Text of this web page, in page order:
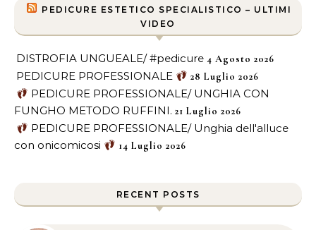
PEDICURE ESTETICO SPECIALISTICO – ULTIMI
VIDEO
DISTROFIA UNGUEALE/ #pedicure 4 Agosto 2026
PEDICURE PROFESSIONALE 28 Luglio 2026
PEDICURE PROFESSIONALE/ UNGHIA CON
FUNGHO METODO RUFFINI. 21 Luglio 2026
PEDICURE PROFESSIONALE/ Unghia dell'alluce
con onicomicosi
14 Luglio 2026
RECENT POSTS